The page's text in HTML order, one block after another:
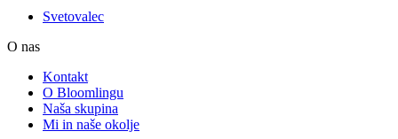
Svetovalec
O nas
Kontakt
O Bloomlingu
Naša skupina
Mi in naše okolje